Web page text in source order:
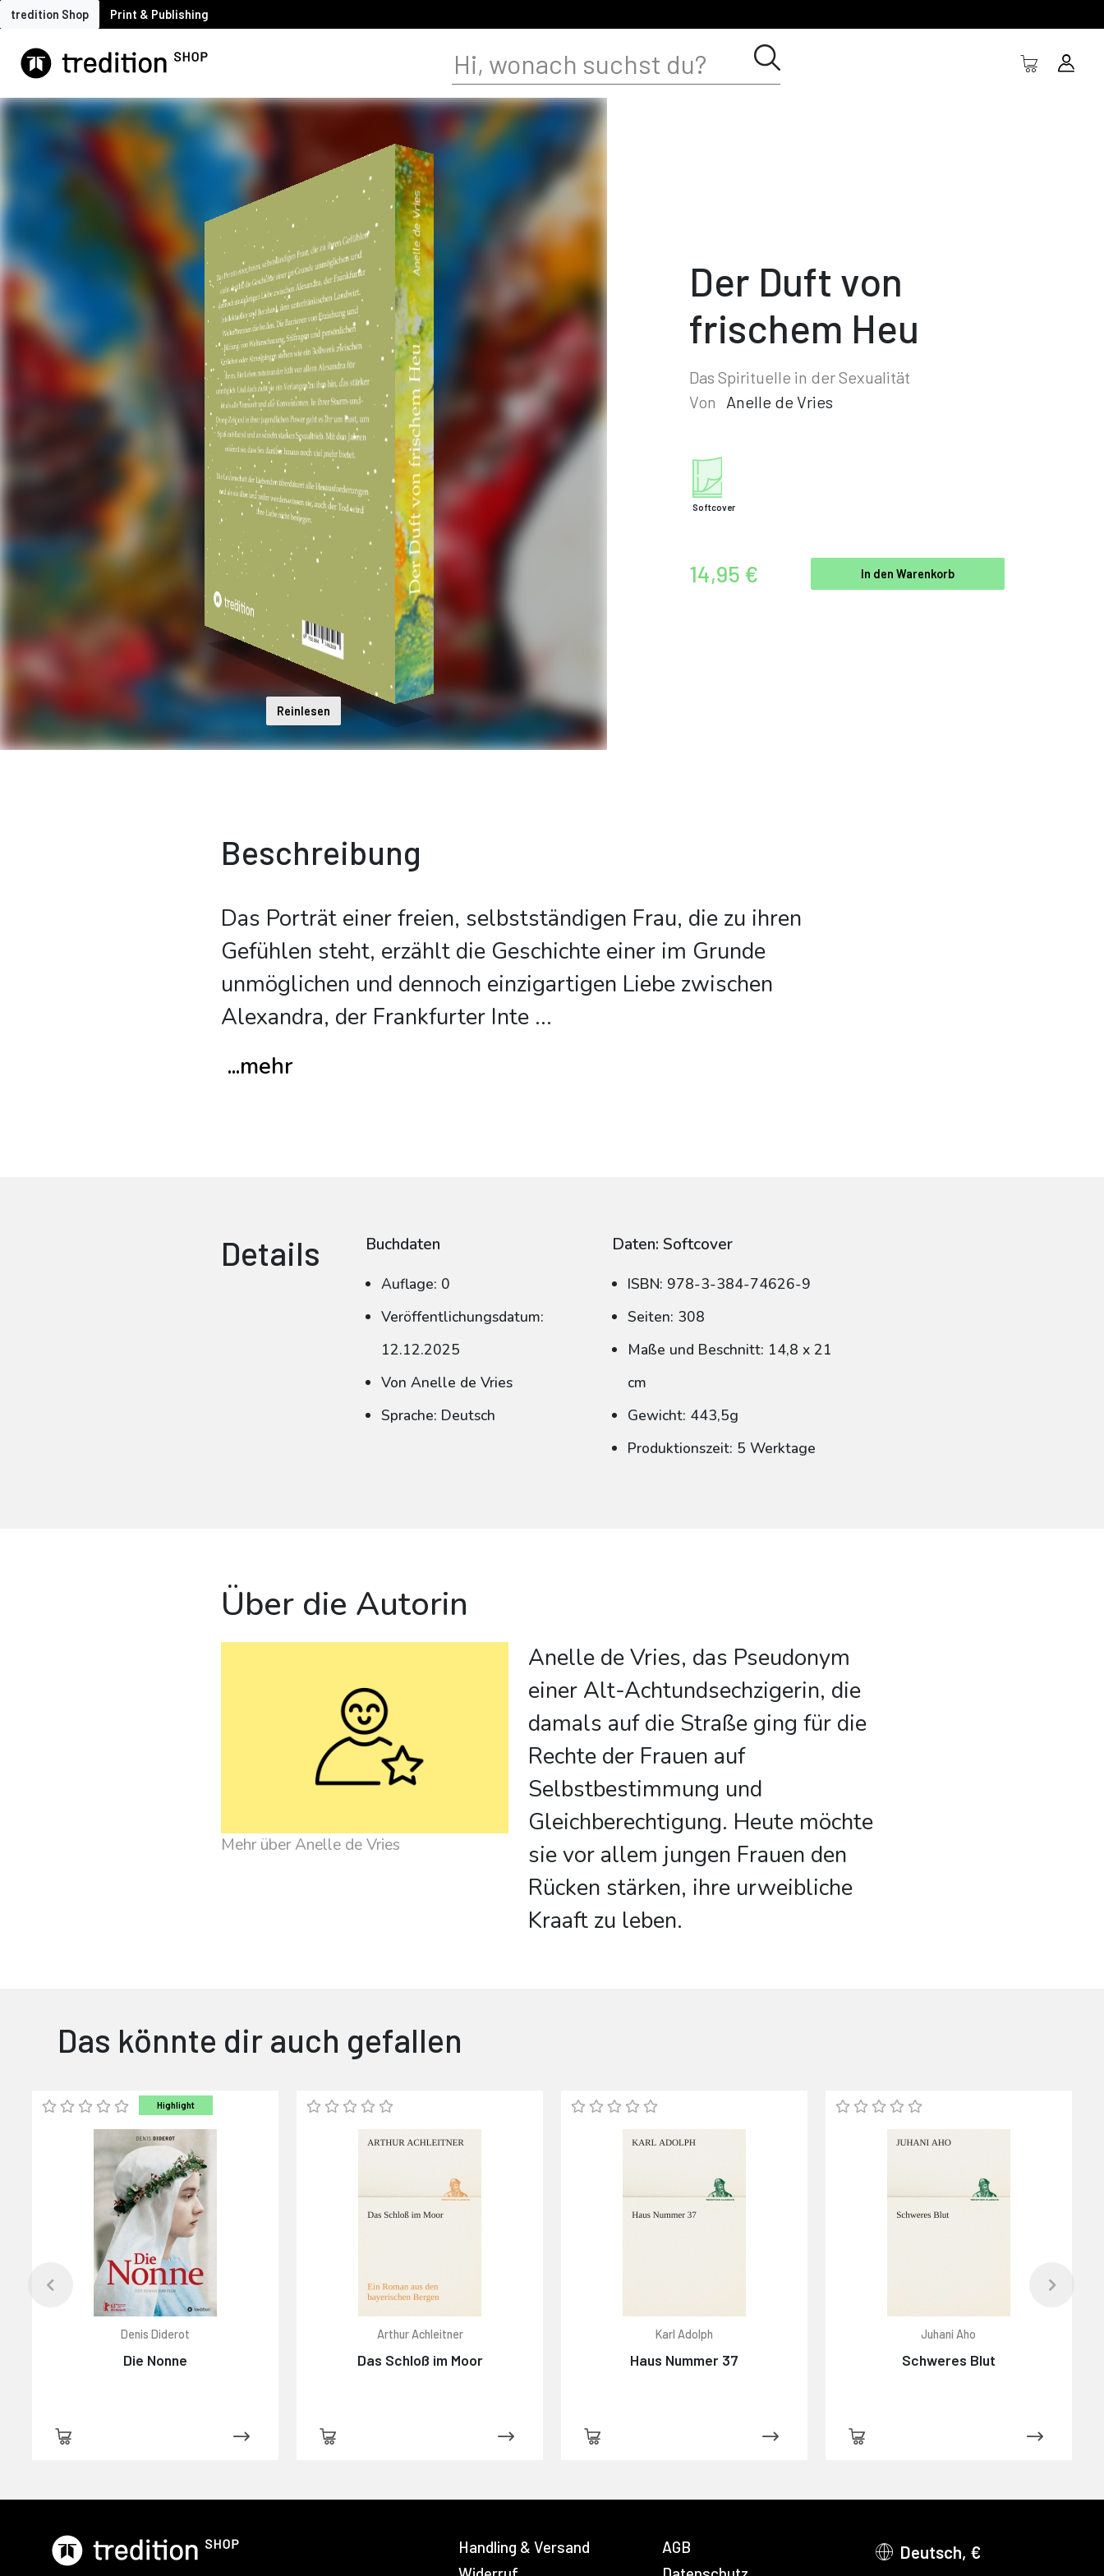
tredition Shop Print & Publishing
Reinlesen
Der Duft von
frischem Heu
Das Spirituelle in der Sexualität
Von
Anelle de Vries
Softcover
14,95 € In den Warenkorb
Beschreibung
Das Porträt einer freien, selbstständigen Frau, die zu ihren
Gefühlen steht, erzählt die Geschichte einer im Grunde
unmöglichen und dennoch einzigartigen Liebe zwischen
Alexandra, der Frankfurter Inte...
...mehr
Details Buchdaten
Auflage: 0
Veröffentlichungsdatum:
12.12.2025
Von Anelle de Vries
Sprache: Deutsch
Daten: Softcover
ISBN: 978-3-384-74626-9
Seiten: 308
Maße und Beschnitt: 14,8 x 21
cm
Gewicht: 443,5g
Produktionszeit: 5 Werktage
Über die Autorin
Mehr über Anelle de Vries
Anelle de Vries, das Pseudonym
einer Alt-Achtundsechzigerin, die
damals auf die Straße ging für die
Rechte der Frauen auf
Selbstbestimmung und
Gleichberechtigung. Heute möchte
sie vor allem jungen Frauen den
Rücken stärken, ihre urweibliche
Kraaft zu leben.
Das könnte dir auch gefallen
Highlight
Denis Diderot
Die Nonne
Arthur Achleitner
Das Schloß im Moor
Karl Adolph
Haus Nummer 37
Juhani Aho
Schweres Blut
Handling & Versand
AGB
Deutsch, €